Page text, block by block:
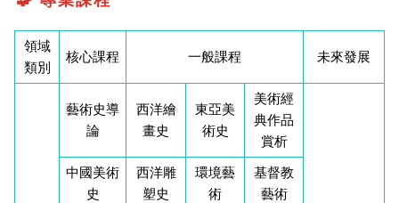
專業選修課程
客家文化學分學程
課程公告
畢業學分配置
學分抵免及減修申請
課程地圖主頁
相關連結
活動花絮
組織章程
領域
類別
核心課程 一般課程 未來發展
藝術史導
論
西洋繪
畫史
東亞美
術史
美術經
典作品
賞析
中國美術
史
西洋雕
塑史
環境藝
術
基督教
藝術